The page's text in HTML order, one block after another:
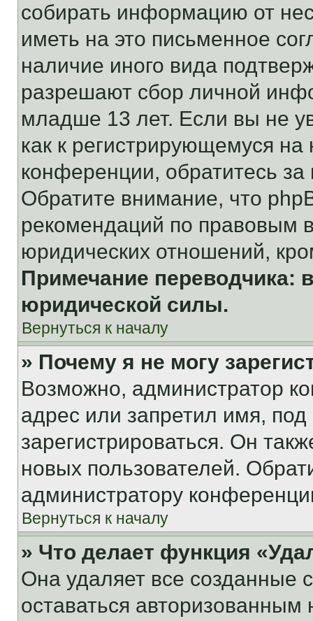
собирать информацию от
иметь на это письменное
наличие иного вида
разрешают сбор личной
младше 13 лет. Если вы не
как к регистрирующемуся
конференции, обратитесь
Обратите внимание, что
рекомендаций по правовым
юридических отношений,
Примечание переводчика:
юридической силы.
Вернуться к началу
» Почему я не могу
Возможно, администратор
адрес или запретил имя,
зарегистрироваться. Он
новых пользователей.
администратору
Вернуться к началу
» Что делает функция
Она удаляет все созданные
оставаться